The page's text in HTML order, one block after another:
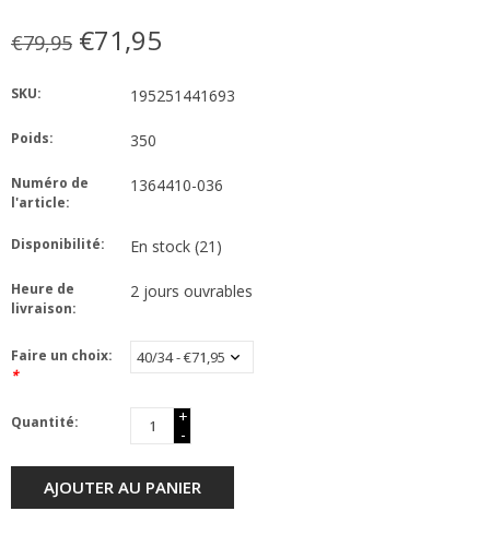
€79,95 €71,95
SKU: 195251441693
Poids: 350
Numéro de
l'article:
1364410-036
Disponibilité: En stock (21)
Heure de
livraison:
2 jours ouvrables
Faire un choix:
*
Quantité:
+
-
AJOUTER AU PANIER